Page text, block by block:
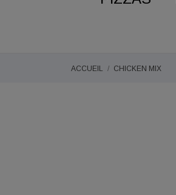
ACCUEIL CHICKEN MIX